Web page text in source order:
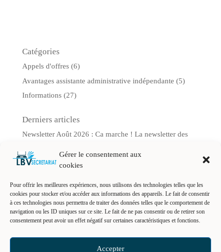
Gérer le consentement aux
cookies
Pour offrir les meilleures expériences, nous utilisons des technologies telles que les
cookies pour stocker et/ou accéder aux informations des appareils. Le fait de consentir
à ces technologies nous permettra de traiter des données telles que le comportement de
navigation ou les ID uniques sur ce site. Le fait de ne pas consentir ou de retirer son
consentement peut avoir un effet négatif sur certaines caractéristiques et fonctions.
Accepter
Catégories
Appels d'offres(6)
Avantages assistante administrative indépendante (5)
Informations(27)
Derniers articles
Newsletter Août 2026 : Ca marche ! La newsletter des
Newsletter Juillet 2026 : Ca marche ! La newsletter des
marchés publics pour artisans et TPE
Fiche conseil : Chorus Pro : la facture que vous oubliez
de déposer est une facture pour laquelle vous ne serez
jamais payé.
Fiche conseil : Se faire régler ? Etre payés, dans les
Fiche – conseil : Signer un gros chantier ne veut pas dire